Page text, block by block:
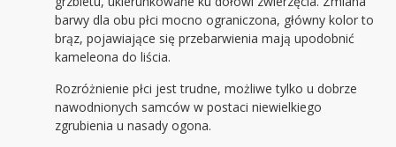
barwy dla obu płci mocno ograniczona, główny kolor to
brąz, pojawiające się przebarwienia mają upodobnić
kameleona do liścia.
Rozróżnienie płci jest trudne, możliwe tylko u dobrze
nawodnionych samców w postaci niewielkiego
zgrubienia u nasady ogona.